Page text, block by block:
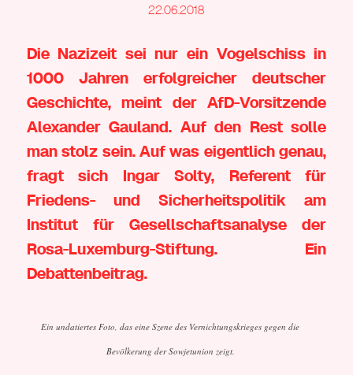
22.06.2018
Die Nazizeit sei nur ein Vogelschiss in
1000 Jahren erfolgreicher deutscher
Geschichte, meint der AfD-Vorsitzende
Alexander Gauland. Auf den Rest solle
man stolz sein. Auf was eigentlich genau,
fragt sich Ingar Solty, Referent für
Friedens- und Sicherheitspolitik am
Institut für Gesellschaftsanalyse der
Rosa-Luxemburg-Stiftung. Ein
Debattenbeitrag.
Ein undatiertes Foto, das eine Szene des Vernichtungskrieges gegen die
Bevölkerung der Sowjetunion zeigt.